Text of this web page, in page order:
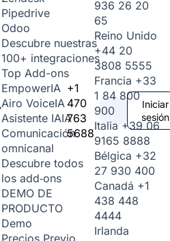
Pipedrive
Odoo
Descubre nuestras
100+ integraciones
Top Add-ons
EmpowerIA
Airo VoiceIA
Asistente IAIA
Comunicación
omnicanal
Descubre todos
los add‑ons
DEMO DE
PRODUCTO
Demo
Precios Previo
+1
470
763
5688
936 26 20
65
Reino Unido
+44 20
3808 5555
Francia +33
1 84 800
900
Italia +39 06
9165 8888
Bélgica +32
27 930 400
Canadá +1
438 448
4444
Irlanda
Iniciar
sesión